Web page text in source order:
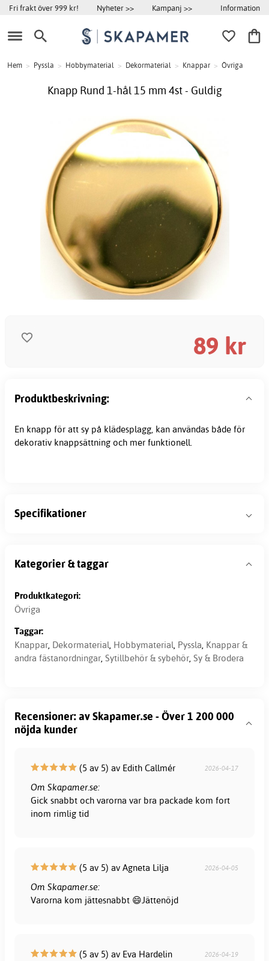
Fri frakt över 999 kr! Nyheter >> Kampanj >> Information
Hem > Pyssla > Hobbymaterial > Dekormaterial > Knappar > Övriga
Knapp Rund 1-hål 15 mm 4st - Guldig
89 kr
Produktbeskrivning:
En knapp för att sy på klädesplagg, kan användas både för
dekorativ knappsättning och mer funktionell.
Specifikationer
Kategorier & taggar
Produktkategori:
Övriga
Taggar:
Knappar, Dekormaterial, Hobbymaterial, Pyssla, Knappar &
andra fästanordningar, Sytillbehör & sybehör, Sy & Brodera
Recensioner: av Skapamer.se - Över 1 200 000
nöjda kunder
(5 av 5) av Edith Callmér 2026-04-17
Om Skapamer.se:
Gick snabbt och varorna var bra packade kom fort
inom rimlig tid
(5 av 5) av Agneta Lilja 2026-04-05
Om Skapamer.se:
Varorna kom jättesnabbt 😄Jättenöjd
(5 av 5) av Eva Hardelin 2026-04-19